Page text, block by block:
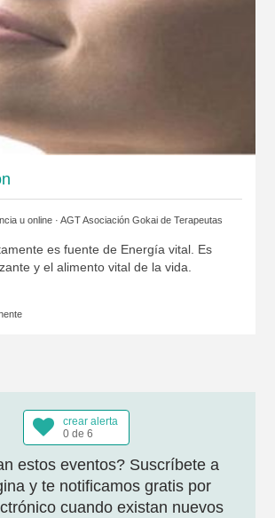
u online · AGT Asociación Gokai de Terapeutas
es fuente de Energía vital. Es
y el alimento vital de la vida.
crear alerta
0 de 6
estos eventos? Suscríbete a
y te notificamos gratis por
cuando existan nuevos